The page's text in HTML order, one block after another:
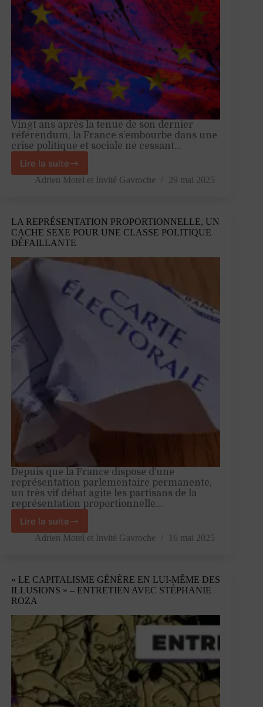
avec
Yohann
Douet
Vingt ans après la tenue de son dernier
référendum, la France s’embourbe dans une
crise politique et sociale ne cessant…
Lire la suite
Depuis
2005,
post-
démocratie
Adrien Motel et Invité Gavroche 29 mai 2025
LA REPRÉSENTATION PROPORTIONNELLE, UN
CACHE SEXE POUR UNE CLASSE POLITIQUE
DÉFAILLANTE
Depuis que la France dispose d’une
représentation parlementaire permanente,
un très vif débat agite les partisans de la
représentation proportionnelle…
Lire la suite
La
représentation
sexe
pour
classe
politique
défaillante
Adrien Motel et Invité Gavroche 16 mai 2025
« LE CAPITALISME GÉNÈRE EN LUI-MÊME DES
ILLUSIONS » – ENTRETIEN AVEC STÉPHANIE
ROZA